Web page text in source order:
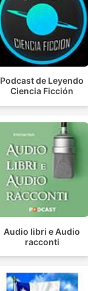
Podcast de Leyendo
Ciencia Ficción
Audio libri e Audio
racconti